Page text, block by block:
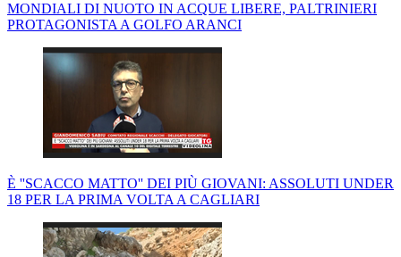
MONDIALI DI NUOTO IN ACQUE LIBERE, PALTRINIERI
PROTAGONISTA A GOLFO ARANCI
È ''SCACCO MATTO'' DEI PIÙ GIOVANI: ASSOLUTI UNDER
18 PER LA PRIMA VOLTA A CAGLIARI